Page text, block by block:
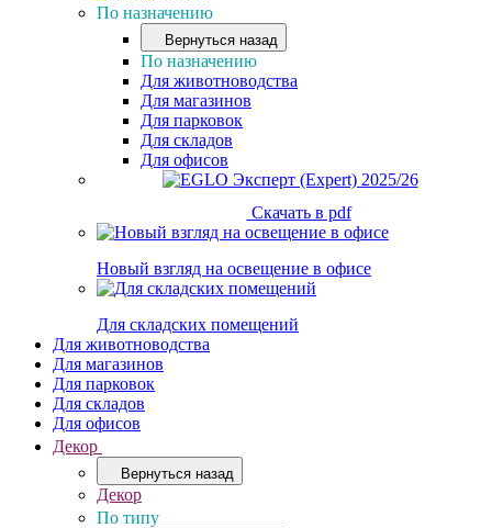
По назначению
Вернуться назад
По назначению
Для животноводства
Для магазинов
Для парковок
Для складов
Для офисов
Скачать в pdf
Новый взгляд на освещение в офисе
Для складских помещений
Для животноводства
Для магазинов
Для парковок
Для складов
Для офисов
Декор
Вернуться назад
Декор
По типу